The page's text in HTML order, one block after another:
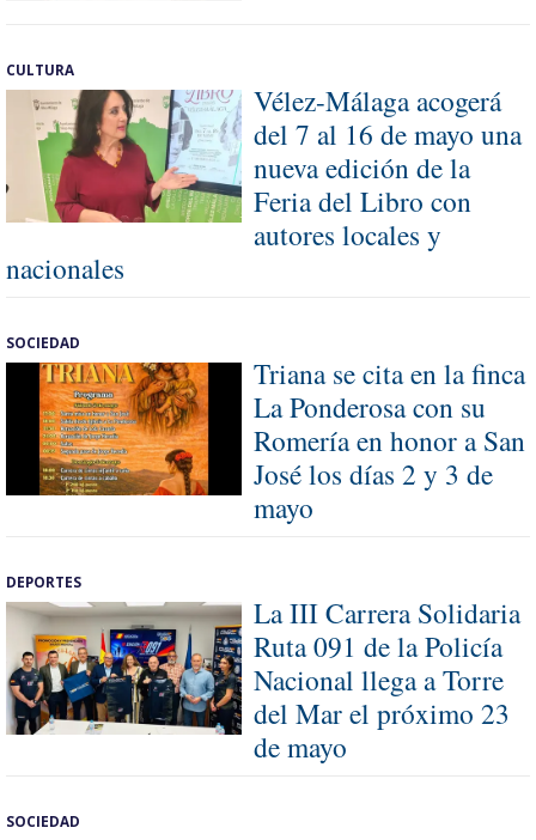
CULTURA
Vélez-Málaga acogerá
del 7 al 16 de mayo una
nueva edición de la
Feria del Libro con
autores locales y
nacionales
SOCIEDAD
Triana se cita en la finca
La Ponderosa con su
Romería en honor a San
José los días 2 y 3 de
mayo
DEPORTES
La III Carrera Solidaria
Ruta 091 de la Policía
Nacional llega a Torre
del Mar el próximo 23
de mayo
SOCIEDAD